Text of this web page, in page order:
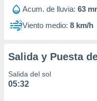
Acum. de lluvia: 63
Viento medio: 8 km/h
Salida y Puesta
Salida del sol
05:32